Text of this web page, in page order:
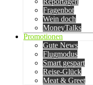
Fragenbot
Wein doch
MoneyTalks
Promotionen
Gute News
Flugmodus
Smart gespart
Reise-Glück
Meat & Greet